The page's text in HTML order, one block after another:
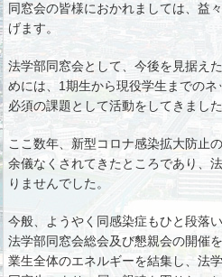
同窓会の皆様におかれましては、益
げます。
法学部同窓会として、今後を見据え
めには、1期生から現役学生までの
必須の課題として活動をしてきました
ここ数年、新型コロナ感染拡大防止
余儀なくされてきたところであり、
りませんでした。
今般、ようやく同感染症もひと段落
法学部同窓会総会及び懇親会の開催
業生全体のエネルギーを結集し、法